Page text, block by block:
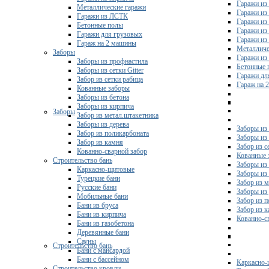
Гаражи из
Гаражи из
Гаражи из
Гаражи
Гаражи из
Гаражи
Бетонные
Гаражи
Гараж на
Заборы
Заборы из
Заборы из
Забор из
Кованные
Заборы из
Заборы из
Забор из
Заборы из
Забор из
Забор из
Кованно-
Строительство бань
Металлические гаражи
Гаражи из ЛСТК
Бетонные полы
Гаражи для грузовых
Гараж на 2 машины
Заборы
Заборы из профнастила
Заборы из сетки Gitter
Забор из сетки рабица
Кованные заборы
Заборы из бетона
Заборы из кирпича
Забор из метал.штакетника
Заборы из дерева
Забор из поликарбоната
Забор из камня
Кованно-сварной забор
Строительство бань
Каркасно-щитовые
Турецкие бани
Русские бани
Мобильные бани
Бани из бруса
Бани из кирпича
Бани из газобетона
Деревянные бани
Сауны
Бани с мансардой
Бани с бассейном